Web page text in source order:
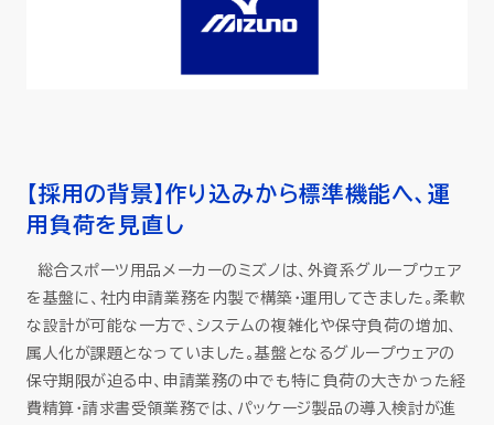
【採用の背景】作り込みから標準機能へ、運
用負荷を見直し
総合スポーツ用品メーカーのミズノは、外資系グループウェア
を基盤に、社内申請業務を内製で構築・運用してきました。柔軟
な設計が可能な一方で、システムの複雑化や保守負荷の増加、
属人化が課題となっていました。基盤となるグループウェアの
保守期限が迫る中、申請業務の中でも特に負荷の大きかった経
費精算・請求書受領業務では、パッケージ製品の導入検討が進